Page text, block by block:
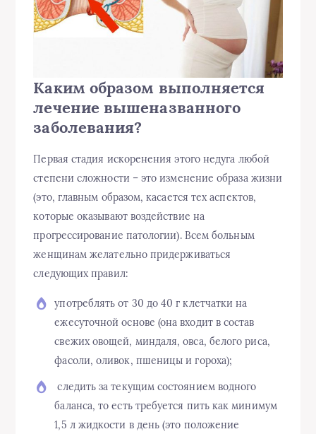
Каким образом выполняется
лечение вышеназванного
заболевания?
Первая стадия искоренения этого недуга любой
степени сложности – это изменение образа жизни
(это, главным образом, касается тех аспектов,
которые оказывают воздействие на
прогрессирование патологии). Всем больным
женщинам желательно придерживаться
следующих правил:
употреблять от 30 до 40 г клетчатки на
ежесуточной основе (она входит в состав
свежих овощей, миндаля, овса, белого риса,
фасоли, оливок, пшеницы и гороха);
следить за текущим состоянием водного
баланса, то есть требуется пить как минимум
1,5 л жидкости в день (это положение